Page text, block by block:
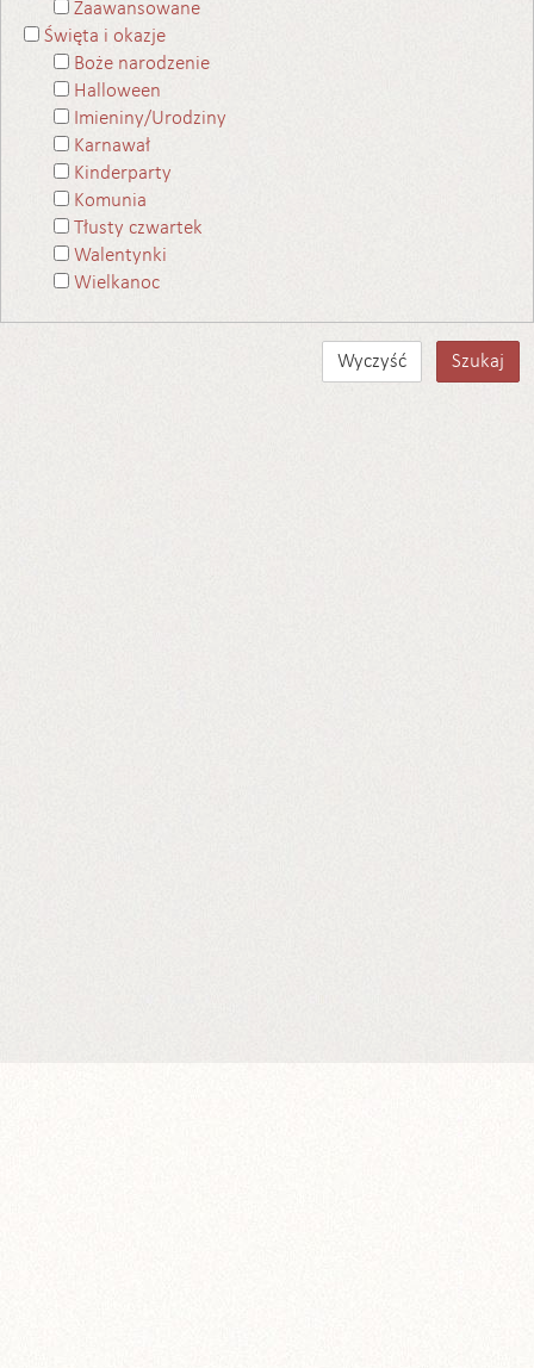
Zaawansowane
Święta i okazje
Boże narodzenie
Halloween
Imieniny/Urodziny
Karnawał
Kinderparty
Komunia
Tłusty czwartek
Walentynki
Wielkanoc